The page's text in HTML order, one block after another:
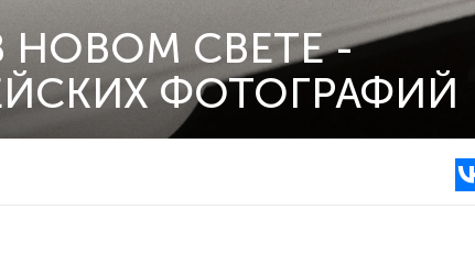
НОВОМ СВЕТЕ -
ФОТОГРАФИЙ